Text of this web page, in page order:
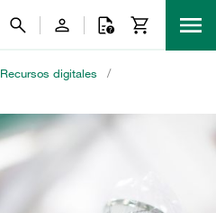
Recursos digitales
/